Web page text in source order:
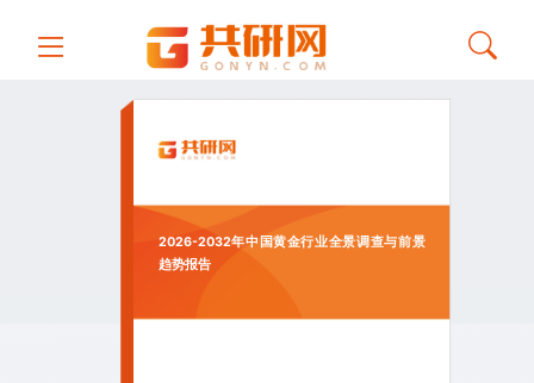
2026-2032年中国黄金行业全景调查与前景
趋势报告